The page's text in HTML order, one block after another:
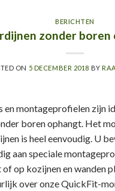
BERICHTEN
zonder boren
ON 5 DECEMBER 2018 BY
en montageprofielen zijn
boren ophangt. Het
is heel eenvoudig. U
aan speciale
of op kozijnen en wanden
over onze QuickFit-